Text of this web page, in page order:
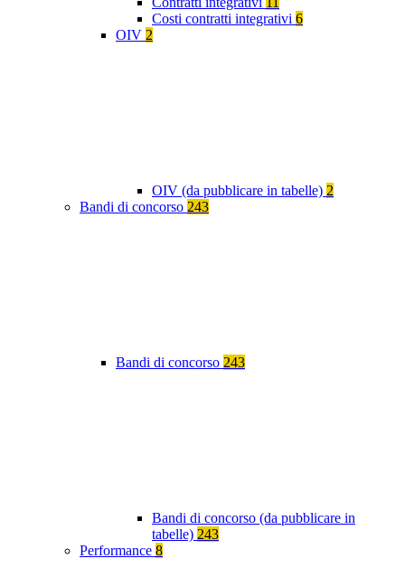
Costi contratti integrativi 6
OIV 2
OIV (da pubblicare in tabelle) 2
Bandi di concorso 243
Bandi di concorso 243
Bandi di concorso (da pubblicare in
tabelle) 243
Performance 8